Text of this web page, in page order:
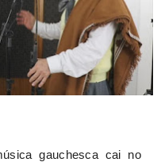
gauchesca cai no